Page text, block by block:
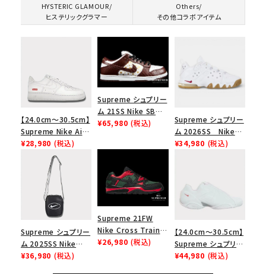
HYSTERIC GLAMOUR/
ヒステリックグラマー
Others/
その他コラボアイテム
【24.0cm～30.5cm】
Supreme Nike Air
Force 1 Low シュプ
リーム ナイキエアフォ
ース１スニーカー シ
ューズ ホワイト
¥28,980 (税込)
Supreme シュプリー
ム 21SS Nike SB
Dunk Low ナイキSB
¥65,980 (税込)
Supreme シュプリー
ム 2026SS Nike
SB Air Max 2 CB 94
¥34,980 (税込)
Supreme シュプリー
ム 2025SS Nike
Leather Shoulder
¥36,980 (税込)
Supreme 21FW
Nike Cross Trainer
Low ナイキクロスト
¥26,980 (税込)
【24.0cm～30.5cm】
Supreme シュプリー
ム 2023AW Nike
¥44,980 (税込)